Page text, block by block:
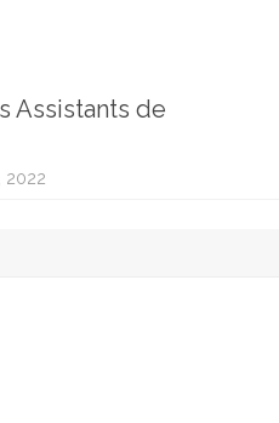
Assistants de
2022